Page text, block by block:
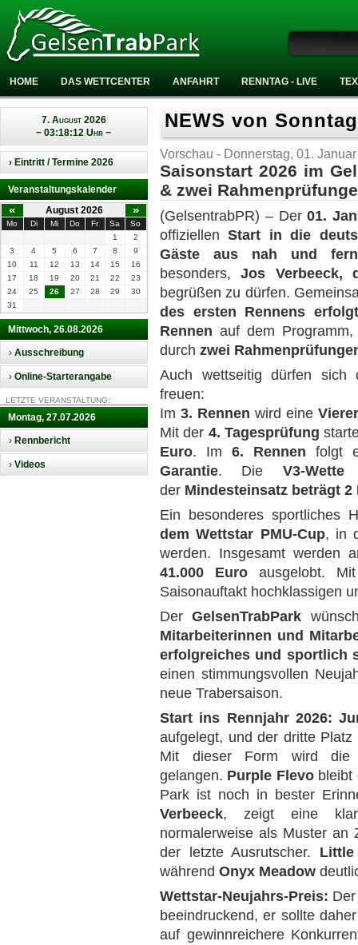
HOME DAS WETTCENTER ANFAHRT RENNTAG - LIVE
7. August 2026
− 03:18:13 Uhr −
› Eintritt / Termine 2026
Veranstaltungskalender
« August 2026 »
Mo Di Mi Do Fr Sa
So
1
2
3
4 5 6 7 8
9
10
11 12 13 14 15
16
17
18 19 20 21 22
23
24
25 26 27 28 29
30
31
Mittwoch, 26.08.2026
› Ausschreibung
› Online-Starterangabe
LETZTE VERANSTALTUNG:
Montag, 27.07.2026
› Rennbericht
› Videos
NEWS von
Vorschau - Donnerstag, 01.
Saisonstart 2026 im
& zwei
(GelsentrabPR) – Der 01.
offiziellen Start in die
Gäste aus nah und fern
besonders,
Jos Verbeeck,
begrüßen zu dürfen.
des ersten Rennens
Rennen auf dem Programm,
durch zwei
Auch wettseitig dürfen sich
freuen:
Im 3. Rennen wird eine
Mit der 4. Tagesprüfung
Euro. Im 6. Rennen
folgt
Garantie. Die
V3-Wette
der Mindesteinsatz beträgt 2
Ein besonderes sportliches
dem Wettstar PMU-Cup, in
werden. Insgesamt werden
41.000 Euro
ausgelobt. Mit
Saisonauftakt hochklassigen
Der GelsenTrabPark
Mitarbeiterinnen und
erfolgreiches und sportlich
einen stimmungsvollen
neue Trabersaison.
Start ins Rennjahr 2026:
aufgelegt, und der dritte
Mit dieser Form wird die
gelangen. Purple Flevobleibt
Park ist noch in bester
Verbeeck, zeigt eine
normalerweise als Muster an
der letzte Ausrutscher.
während Onyx Meadow
Wettstar-Neujahrs-Preis:
beeindruckend, er sollte
auf gewinnreichere